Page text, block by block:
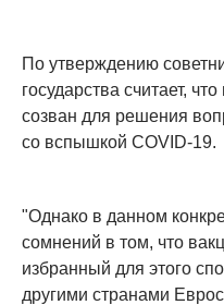
По утверждению
государства считает,
созван для решения
со вспышкой COVID-19.
"Однако в данном
сомнений в том, что
избранный для этого
другими странами